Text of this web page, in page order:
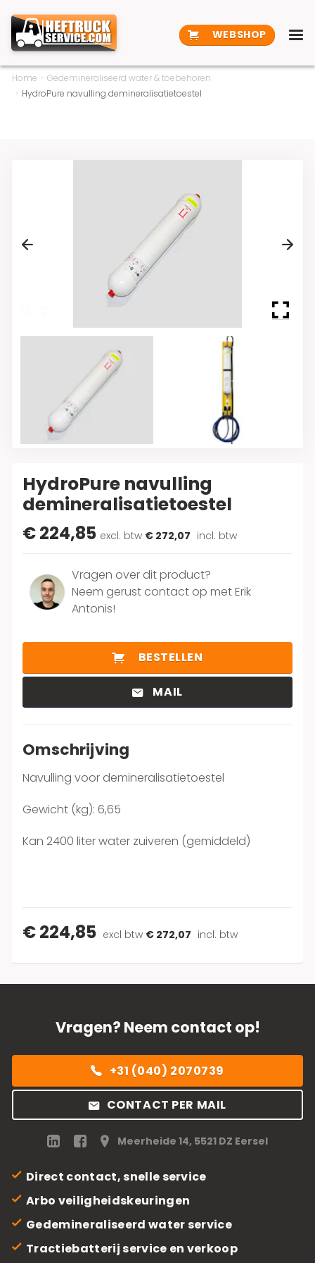
WEBSHOP
Home
Gedemineraliseerd water & toebehoren
HydroPure navulling demineralisatietoestel
Previous Next
HydroPure navulling
demineralisatietoestel
€ 224,85 excl. btw € 272,07 incl. btw
Vragen over dit product?
Neem gerust contact op met Erik
Antonis!
BESTELLEN
MAIL
Omschrijving
Navulling voor demineralisatietoestel
Gewicht (kg): 6,65
Kan 2400 liter water zuiveren (gemiddeld)
€ 224,85 excl btw € 272,07 incl. btw
Vragen? Neem contact op!
+31 (040) 2070739
CONTACT PER MAIL
Meerheide 14, 5521 DZ Eersel
Direct contact, snelle service
Arbo veiligheidskeuringen
Gedemineraliseerd water service
Tractiebatterij service en verkoop